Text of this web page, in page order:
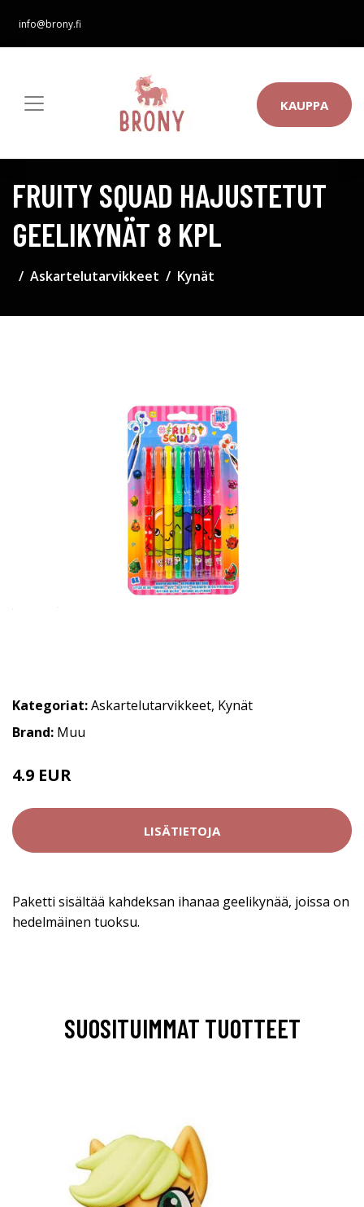
info@brony.fi
KAUPPA
FRUITY SQUAD HAJUSTETUT
GEELIKYNÄT 8 KPL
Askartelutarvikkeet Kynät
Kategoriat:Askartelutarvikkeet, Kynät
Brand: Muu
4.9 EUR
LISÄTIETOJA
Paketti sisältää kahdeksan ihanaa geelikynää, joissa on
hedelmäinen tuoksu.
SUOSITUIMMAT TUOTTEET